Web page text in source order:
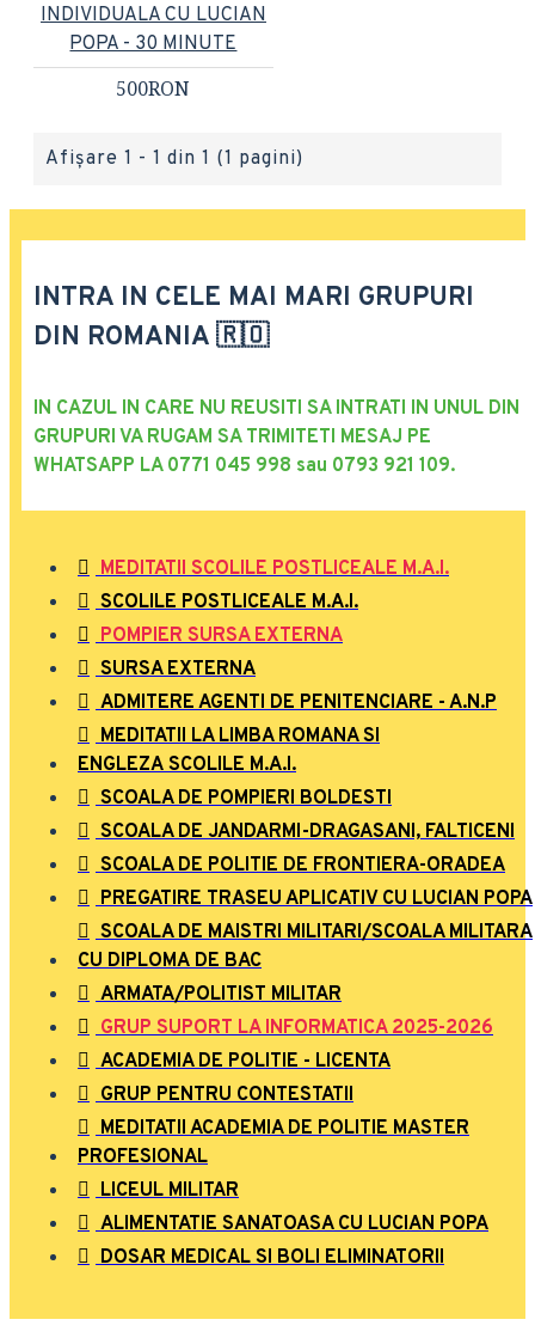
INDIVIDUALA CU LUCIAN
POPA - 30 MINUTE
500RON
Afişare 1 - 1 din 1 (1 pagini)
INTRA IN CELE MAI MARI GRUPURI
DIN ROMANIA 🇷🇴
IN CAZUL IN CARE NU REUSITI SA INTRATI IN UNUL DIN
GRUPURI VA RUGAM SA TRIMITETI MESAJ PE
WHATSAPP LA 0771 045 998 sau 0793 921 109.
MEDITATII SCOLILE POSTLICEALE M.A.I.
SCOLILE POSTLICEALE M.A.I.
POMPIER SURSA EXTERNA
SURSA EXTERNA
ADMITERE AGENTI DE PENITENCIARE - A.N.P
MEDITATII LA LIMBA ROMANA SI
ENGLEZA SCOLILE M.A.I.
SCOALA DE POMPIERI BOLDESTI
SCOALA DE JANDARMI-DRAGASANI, FALTICENI
SCOALA DE POLITIE DE FRONTIERA-ORADEA
PREGATIRE TRASEU APLICATIV CU LUCIAN POPA
SCOALA DE MAISTRI MILITARI/SCOALA MILITARA
CU DIPLOMA DE BAC
ARMATA/POLITIST MILITAR
GRUP SUPORT LA INFORMATICA 2025-2026
ACADEMIA DE POLITIE - LICENTA
GRUP PENTRU CONTESTATII
MEDITATII ACADEMIA DE POLITIE MASTER
PROFESIONAL
LICEUL MILITAR
ALIMENTATIE SANATOASA CU LUCIAN POPA
DOSAR MEDICAL SI BOLI ELIMINATORII